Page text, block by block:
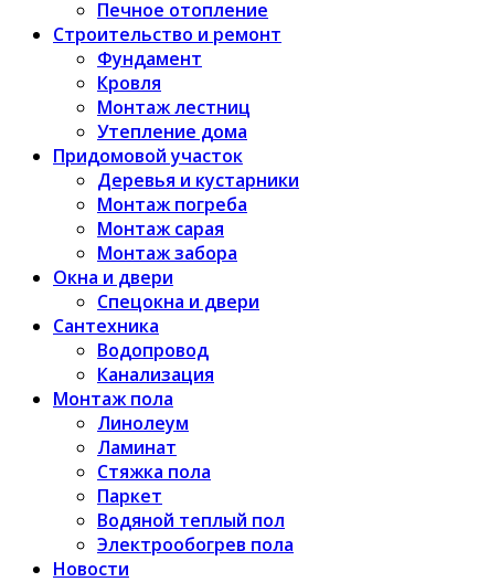
Печное отопление
Строительство и ремонт
Фундамент
Кровля
Монтаж лестниц
Утепление дома
Придомовой участок
Деревья и кустарники
Монтаж погреба
Монтаж сарая
Монтаж забора
Окна и двери
Спецокна и двери
Сантехника
Водопровод
Канализация
Монтаж пола
Линолеум
Ламинат
Стяжка пола
Паркет
Водяной теплый пол
Электрообогрев пола
Новости